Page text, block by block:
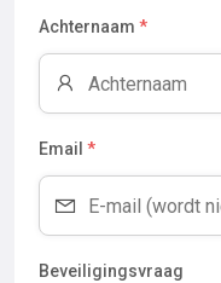
Achternaam *
Email *
Beveiligingsvraag